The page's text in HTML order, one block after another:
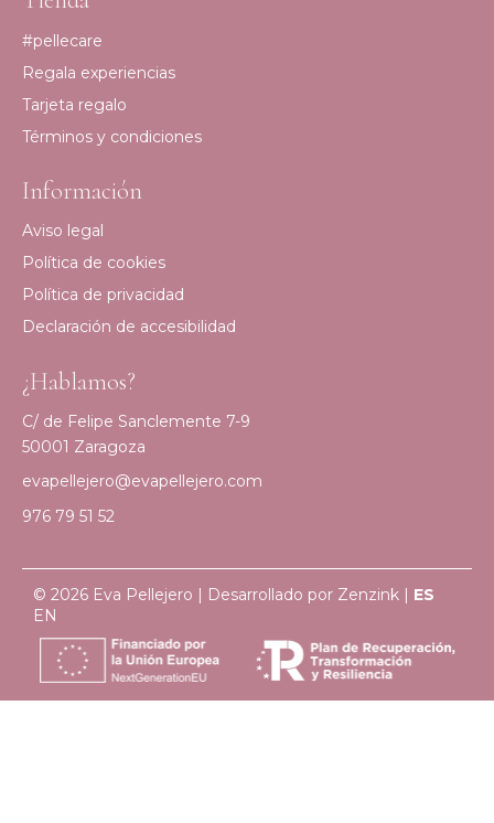
#pellecare
Regala experiencias
Tarjeta regalo
Términos y condiciones
Información
Aviso legal
Política de cookies
Política de privacidad
Declaración de accesibilidad
¿Hablamos?
C/ de Felipe Sanclemente 7-9
50001 Zaragoza
evapellejero@evapellejero.com
976 79 51 52
© 2026 Eva Pellejero | Desarrollado por Zenzink | ES
EN